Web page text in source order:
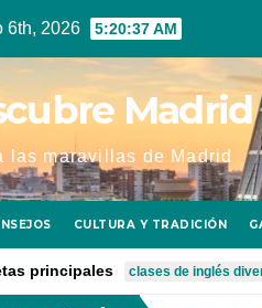
6th, 2026 5:20:38 AM
Madrid
las maravillas de Madrid
CULTURA Y TRADICIÓN
principales clases de inglés